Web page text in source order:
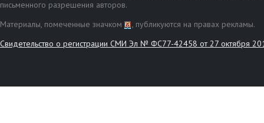
письменного разрешения авторов.
Материалы, помеченные значком
, публикуются на правах рекламы.
Свидетельство о регистрации СМИ Эл № ФС77-42458 от 27 октября